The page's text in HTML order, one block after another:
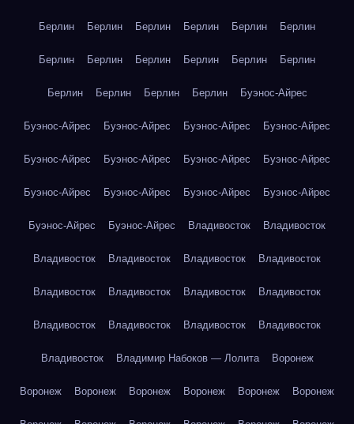
Берлин Берлин Берлин Берлин Берлин Берлин
Берлин Берлин Берлин Берлин Берлин Берлин
Берлин Берлин Берлин Берлин Буэнос-Айрес
Буэнос-Айрес Буэнос-Айрес Буэнос-Айрес Буэнос-Айрес
Буэнос-Айрес Буэнос-Айрес Буэнос-Айрес Буэнос-Айрес
Буэнос-Айрес Буэнос-Айрес Буэнос-Айрес Буэнос-Айрес
Буэнос-Айрес Буэнос-Айрес Владивосток Владивосток
Владивосток Владивосток Владивосток Владивосток
Владивосток Владивосток Владивосток Владивосток
Владивосток Владивосток Владивосток Владивосток
Владивосток Владимир Набоков — Лолита Воронеж
Воронеж Воронеж Воронеж Воронеж Воронеж Воронеж